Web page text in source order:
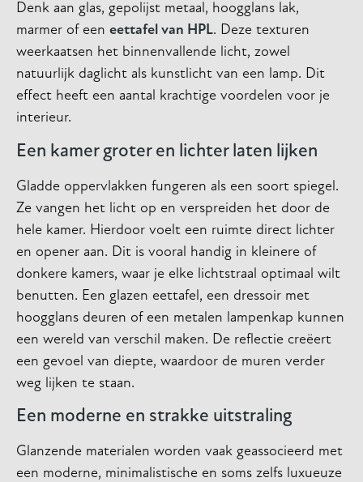
Denk aan glas, gepolijst metaal, hoogglans lak,
marmer of een eettafel van HPL. Deze texturen
weerkaatsen het binnenvallende licht, zowel
natuurlijk daglicht als kunstlicht van een lamp. Dit
effect heeft een aantal krachtige voordelen voor je
interieur.
Een kamer groter en lichter laten lijken
Gladde oppervlakken fungeren als een soort spiegel.
Ze vangen het licht op en verspreiden het door de
hele kamer. Hierdoor voelt een ruimte direct lichter
en opener aan. Dit is vooral handig in kleinere of
donkere kamers, waar je elke lichtstraal optimaal wilt
benutten. Een glazen eettafel, een dressoir met
hoogglans deuren of een metalen lampenkap kunnen
een wereld van verschil maken. De reflectie creëert
een gevoel van diepte, waardoor de muren verder
weg lijken te staan.
Een moderne en strakke uitstraling
Glanzende materialen worden vaak geassocieerd met
een moderne, minimalistische en soms zelfs luxueuze